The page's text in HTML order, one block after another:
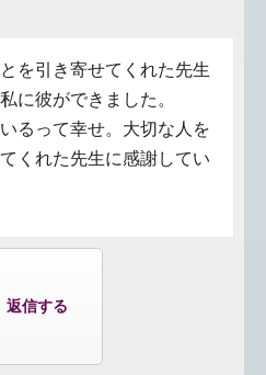
を引き寄せてくれた先生
に彼ができました。
るって幸せ。大切な人を
くれた先生に感謝してい
返信する